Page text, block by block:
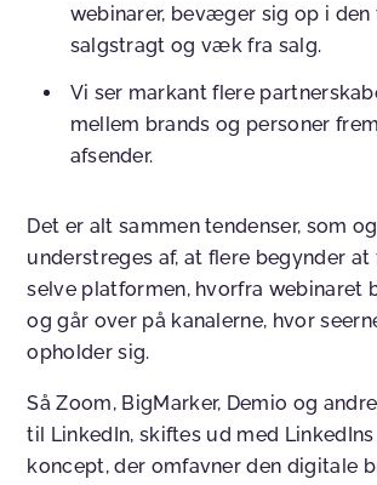
webinarer, bevæger sig op i
salgstragt og væk fra salg.
Vi ser markant flere
mellem brands og personer
afsender.
Det er alt sammen tendenser, som
understreges af, at flere begynder
selve platformen, hvorfra webinaret
og går over på kanalerne, hvor
opholder sig.
Så Zoom, BigMarker, Demio og
til LinkedIn, skiftes ud med
koncept, der omfavner den digitale